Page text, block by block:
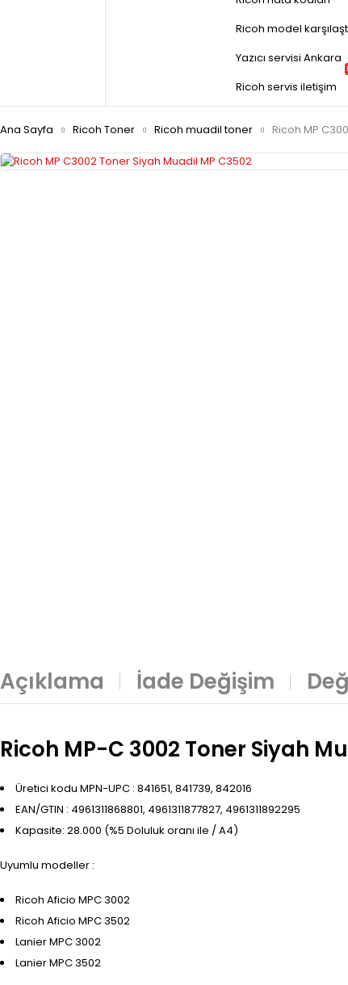
Ricoh model
Yazıcı servisi Ankara
Ricoh servis iletişim
Ana Sayfa Ricoh Toner Ricoh muadil toner
Ricoh MP
Açıklama İade Değişim
Ricoh MP-C 3002 Toner Siyah
Üretici kodu MPN-UPC : 841651, 841739, 842016
EAN/GTIN : 4961311868801, 4961311877827, 4961311892295
Kapasite: 28.000 (%5 Doluluk oranı ile / A4)
Uyumlu modeller :
Ricoh Aficio MPC 3002
Ricoh Aficio MPC 3502
Lanier MPC 3002
Lanier MPC 3502